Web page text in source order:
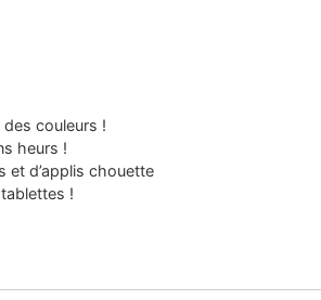
des couleurs !
heurs !
et d’applis chouette
!